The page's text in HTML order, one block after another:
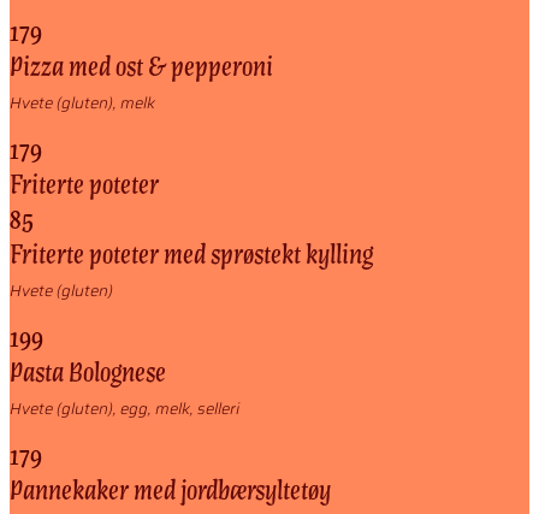
179
Pizza med ost & pepperoni
Hvete (gluten), melk
179
Friterte poteter
85
Friterte poteter med sprøstekt kylling
Hvete (gluten)
199
Pasta Bolognese
Hvete (gluten), egg, melk, selleri
179
Pannekaker med jordbærsyltetøy